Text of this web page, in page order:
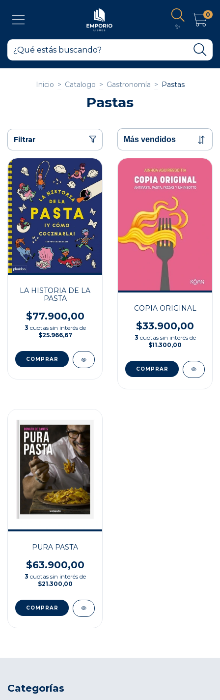
✨
0
Inicio > Catalogo > Gastronomía > Pastas
Pastas
Filtrar
LA HISTORIA DE LA
PASTA
$77.900,00
3 cuotas sin interés de
$25.966,67
COPIA ORIGINAL
$33.900,00
3 cuotas sin interés de
$11.300,00
PURA PASTA
$63.900,00
3 cuotas sin interés de
$21.300,00
Categorías